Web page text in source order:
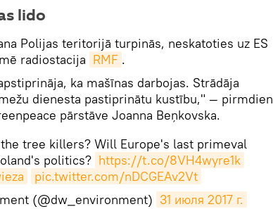
lido
Polijas teritorijā turpinās, neskatoties uz ES
radiostacija RMF .
ka mašīnas darbojas. Strādāja
dienesta pastiprinātu kustību," — pirmdien
pārstāve Joanna Beņkovska.
the tree killers? Will Europe's last primeval
politics? https://t.co/8VH4wyre1k
pic.twitter.com/nDCGEAv2Vt
(@dw_environment) 31 июля 2017 г.